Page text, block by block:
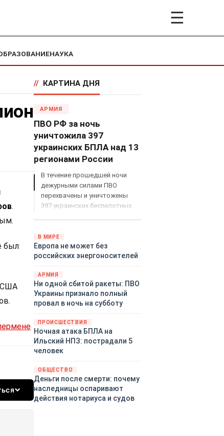
☰
НАУКА
.
был
США
// КАРТИНА ДНЯ
АРМИЯ
ПВО РФ за ночь
уничтожила 397
украинских БПЛА над 13
регионами России
В течение прошедшей ночи
дежурными силами ПВО
перехвачены и уничтожены
397 украинских беспилотных
территориями Белгородской,
Брянской, Воронежской,
Курской, Липецкой,
Ростовской, Рязанской,
Самарской, Саратовской,
Тамбовской, Тульской
областей, Краснодарского
края, Республики Крым и над
акваторией Азовского моря.
В МИРЕ
Европа не может без
российских энергоносителей
АРМИЯ
Ни одной сбитой ракеты: ПВО
Украины признало полный
провал в ночь на субботу
ПРОИСШЕСТВИЯ
Ночная атака БПЛА на
Ильский НПЗ: пострадали 5
человек
ОБЩЕСТВО
Деньги после смерти: почему
наследницы оспаривают
действия нотариуса и судов